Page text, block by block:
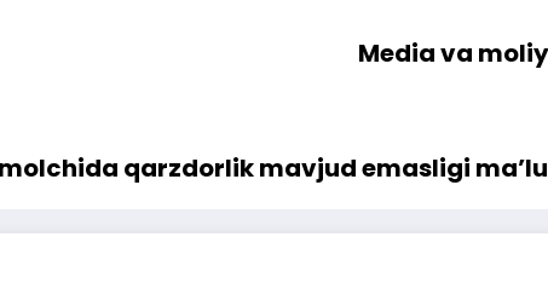
Media va
qarzdorlik mavjud emasligi